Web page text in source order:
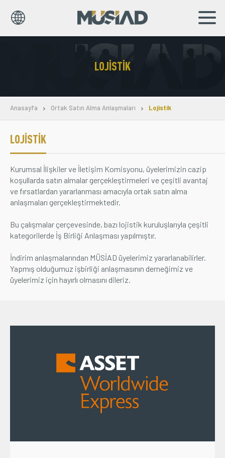
TR
EN
Sosyal Sorumluluk
Bilgi Merkezi
Üyelik
E-İşlemler
LOJISTIK
Anasayfa Ortak Satın Alma Anlaşmaları Lojistik
LOJISTIK
Kurumsal İlişkiler ve İletişim Komisyonu, üyelerimizin cazip
koşullarda satın almalar gerçekleştirmeleri ve çeşitli avantaj
ve fırsatlardan yararlanması amacıyla ortak satın alma
anlaşmaları gerçekleştirmektedir.
Bu çalışmalar çerçevesinde, bazı lojistik kuruluşlarıyla çeşitli
kategorilerde İş Birliği Anlaşması yapılmıştır.
İndirim anlaşmalarından MÜSİAD üyelerimiz yararlanabilirler.
Yapmış olduğumuz işbirliği anlaşmasının derneğimiz ve
üyelerimiz için hayırlı olmasını dileriz.